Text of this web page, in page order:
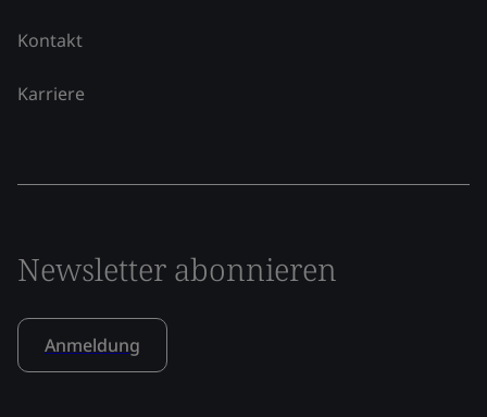
Kontakt
Karriere
Newsletter abonnieren
Anmeldung